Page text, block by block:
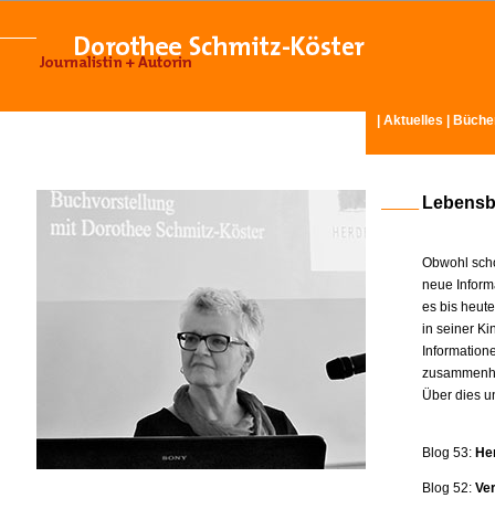
Aktuelles
Obwohl
neue
es bis
in seiner
Über dies
Blog 53:
Blog 52: